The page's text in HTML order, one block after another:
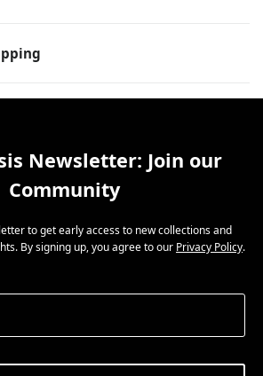
Newsletter: Join our
Community
to get early access to new collections and
By signing up, you agree to our Privacy Policy.